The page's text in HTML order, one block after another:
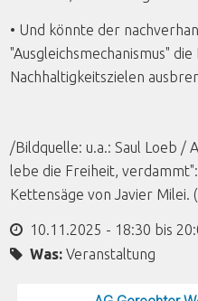
• Und könnte der
"Ausgleichsmechanismus"
Nachhaltigkeitszielen
/Bildquelle: u.a.: Saul Loeb /
lebe die Freiheit,
Kettensäge von Javier Milei.
10.11.2025 - 18:30 bis
Was:Veranstaltung